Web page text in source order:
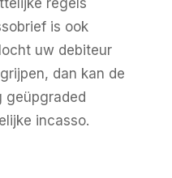
is ook
uw debiteur
dan kan de
geüpgraded
incasso.